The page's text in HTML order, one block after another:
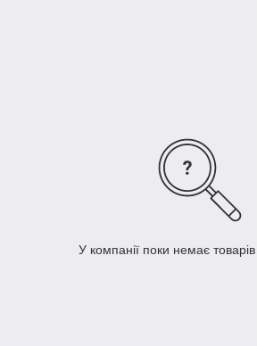
У компанії поки немає